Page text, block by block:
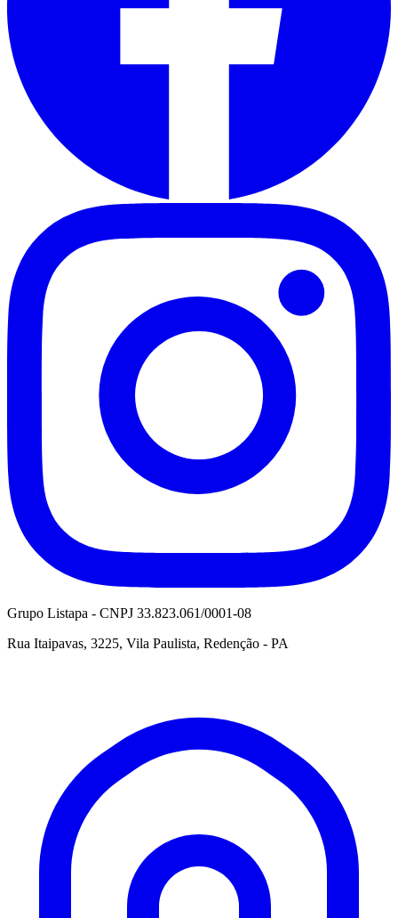
Grupo Listapa - CNPJ 33.823.061/0001-08
Rua Itaipavas, 3225, Vila Paulista, Redenção - PA